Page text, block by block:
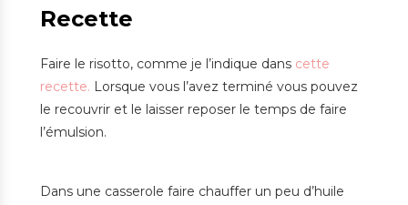
Recette
Faire le risotto, comme je l’indique dans cette
recette. Lorsque vous l’avez terminé vous pouvez
le recouvrir et le laisser reposer le temps de faire
l’émulsion.
Dans une casserole faire chauffer un peu d’huile